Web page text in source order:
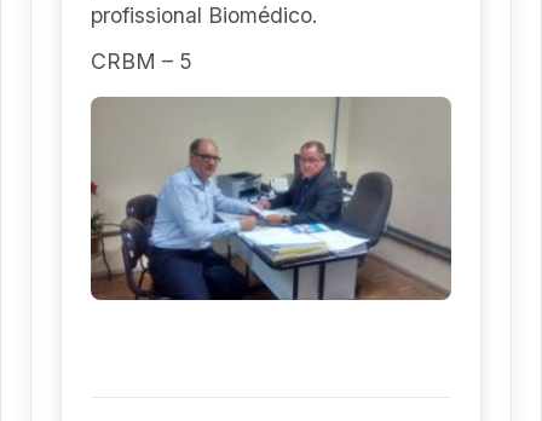
profissional Biomédico.
CRBM – 5